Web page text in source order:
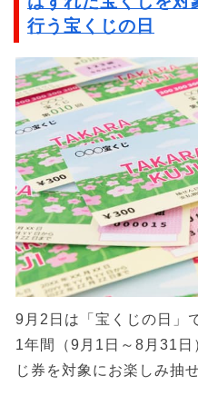
行う宝くじの日
9月2日は「宝くじの日」
1年間（9月1日～8月31日
じ券を対象にお楽しみ抽